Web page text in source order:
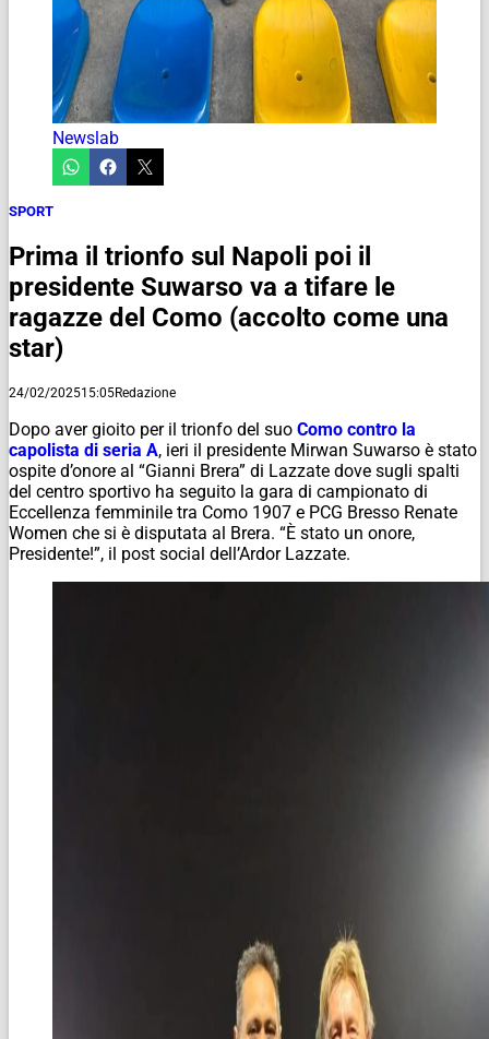
Newslab
SPORT
Prima il trionfo sul Napoli poi il
presidente Suwarso va a tifare le
ragazze del Como (accolto come una
star)
24/02/202515:05Redazione
Dopo aver gioito per il trionfo del suo Como contro la
capolista di seria A, ieri il presidente Mirwan Suwarso è stato
ospite d’onore al “Gianni Brera” di Lazzate dove sugli spalti
del centro sportivo ha seguito la gara di campionato di
Eccellenza femminile tra Como 1907 e PCG Bresso Renate
Women che si è disputata al Brera. “È stato un onore,
Presidente!”, il post social dell’Ardor Lazzate.